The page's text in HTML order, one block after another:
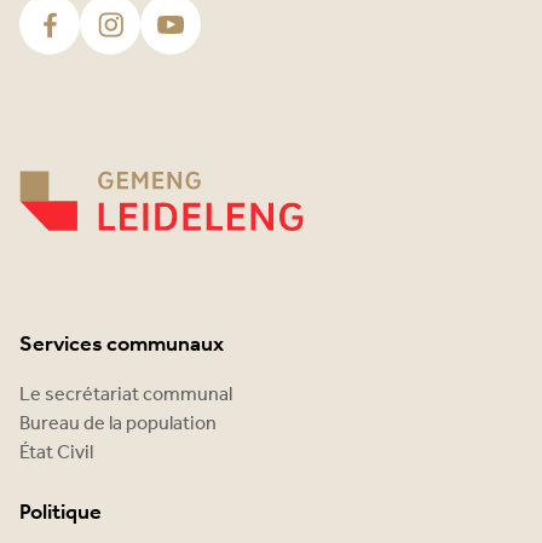
Services communaux
Le secrétariat communal
Bureau de la population
État Civil
Politique